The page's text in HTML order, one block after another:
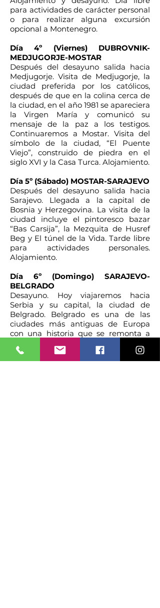
para actividades de carácter personal
o para realizar alguna excursión
opcional a Montenegro.
Día 4º (Viernes) DUBROVNIK-
MEDJUGORJE-MOSTAR
Después del desayuno salida hacia
Medjugorje. Visita de Medjugorje, la
ciudad preferida por los católicos,
después de que en la colina cerca de
la ciudad, en el año 1981 se apareciera
la Virgen María y comunicó su
mensaje de la paz a los testigos.
Continuaremos a Mostar. Visita del
símbolo de la ciudad, “El Puente
Viejo”, construido de piedra en el
siglo XVI y la Casa Turca. Alojamiento.
Día 5º (Sábado) MOSTAR-SARAJEVO
Después del desayuno salida hacia
Sarajevo. Llegada a la capital de
Bosnia y Herzegovina. La visita de la
ciudad incluye el pintoresco bazar
“Bas Carsija”, la Mezquita de Husref
Beg y El túnel de la Vida. Tarde libre
para actividades personales.
Alojamiento.
Día 6º (Domingo) SARAJEVO-
BELGRADO
Desayuno. Hoy viajaremos hacia
Serbia y su capital, la ciudad de
Belgrado. Belgrado es una de las
ciudades más antiguas de Europa
con una historia que se remonta a
conocida por su vibrante vida
nocturna. Alojamiento.